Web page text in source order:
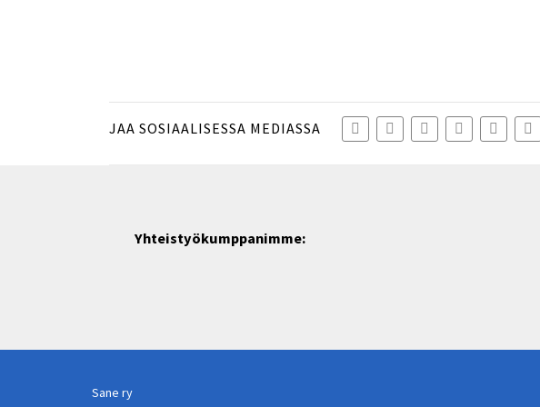
JAA SOSIAALISESSA MEDIASSA
Yhteistyökumppanimme:
Sane ry